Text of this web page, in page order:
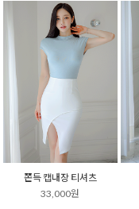
쫀득 캡내장 티셔츠
33,000원